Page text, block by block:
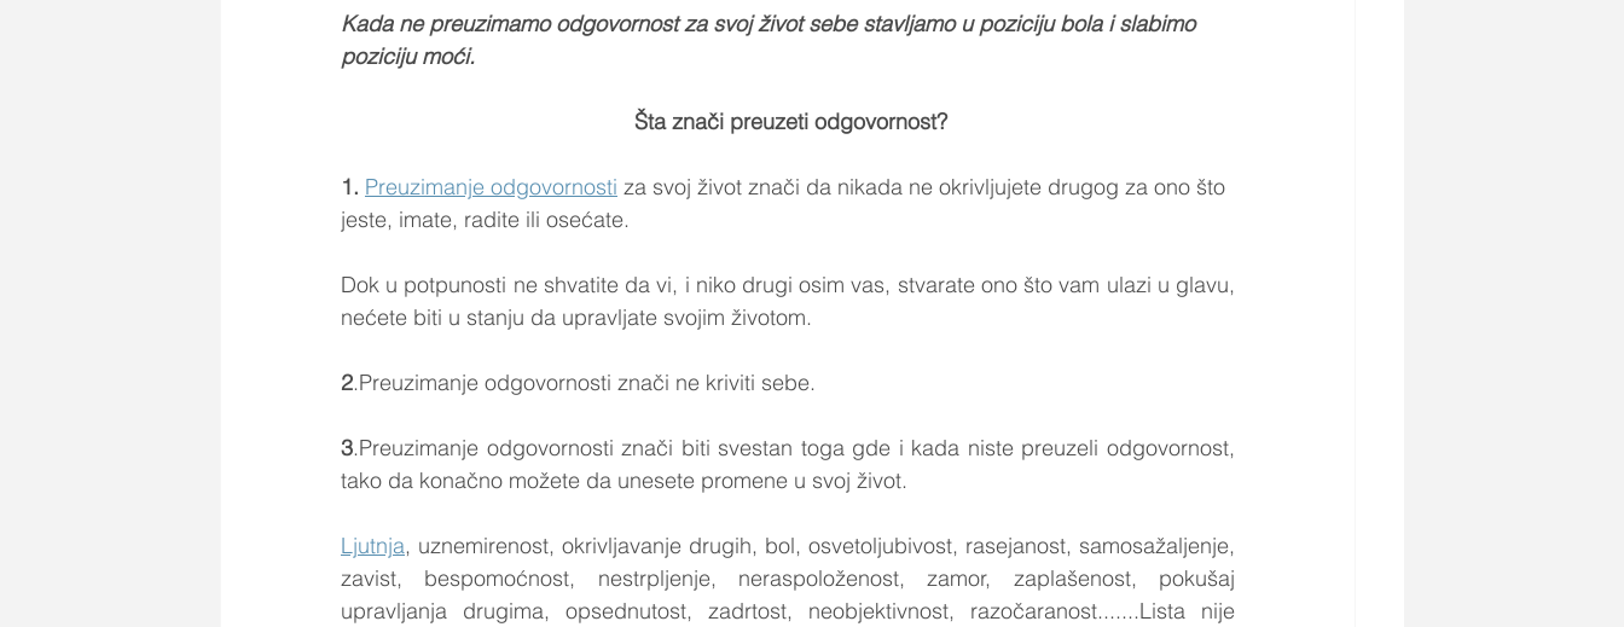
Kada ne preuzimamo odgovornost za svoj život sebe stavljamo u poziciju bola i slabimo
poziciju moći.
Šta znači preuzeti odgovornost?
1. Preuzimanje odgovornosti za svoj život znači da nikada ne okrivljujete drugog za ono što
jeste, imate, radite ili osećate.
Dok u potpunosti ne shvatite da vi, i niko drugi osim vas, stvarate ono što vam ulazi u glavu,
nećete biti u stanju da upravljate svojim životom.
2.Preuzimanje odgovornosti znači ne kriviti sebe.
3.Preuzimanje odgovornosti znači biti svestan toga gde i kada niste preuzeli odgovornost,
tako da konačno možete da unesete promene u svoj život.
Ljutnja, uznemirenost, okrivljavanje drugih, bol, osvetoljubivost, rasejanost, samosažaljenje,
zavist, bespomoćnost, nestrpljenje, neraspoloženost, zamor, zaplašenost, pokušaj
upravljanja drugima, opsednutost, zadrtost, neobjektivnost, razočaranost.......Lista nije